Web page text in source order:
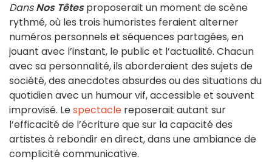
DansNos Têtesproposerait un moment de scène
rythmé, où les trois humoristes feraient alterner
numéros personnels et séquences partagées, en
jouant avec l’instant, le public et l’actualité. Chacun
avec sa personnalité, ils aborderaient des sujets de
société, des anecdotes absurdes ou des situations du
quotidien avec un humour vif, accessible et souvent
improvisé. Lespectacle reposerait autant sur
l’efficacité de l’écriture que sur la capacité des
artistes à rebondir en direct, dans une ambiance de
complicité communicative.